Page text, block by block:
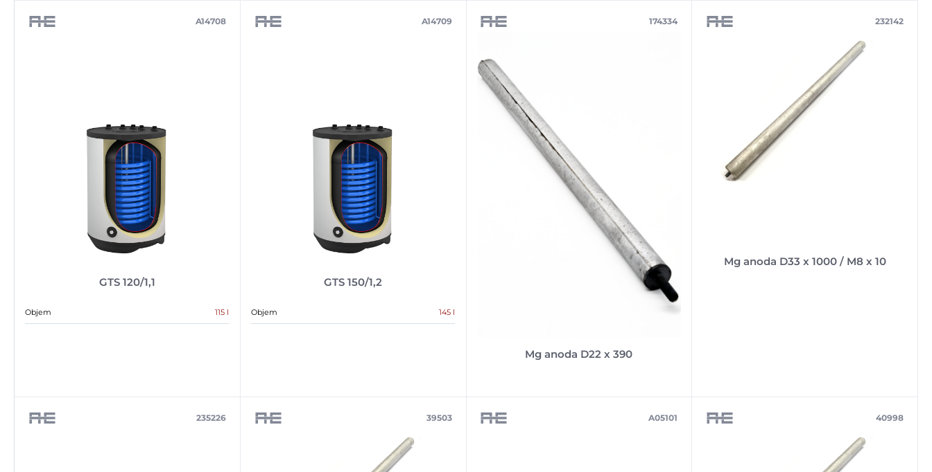
GTS 120/1,1
A14708
Objem 115 l
GTS 150/1,2
A14709
Objem 145 l
Mg anoda D22 x 390
174334
Mg anoda D33 x 1000 / M8 x 10
232142
235226 39503 A05101 40998